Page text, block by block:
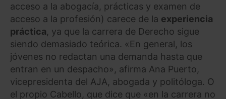
acceso a la abogacía, prácticas y examen de
acceso a la profesión) carece de la experiencia
práctica, ya que la carrera de Derecho sigue
siendo demasiado teórica. «En general, los
jóvenes no redactan una demanda hasta que
entran en un despacho», afirma Ana Puerto,
vicepresidenta del AJA, abogada y politóloga. O
el propio Cabello, que dice que «en la carrera no